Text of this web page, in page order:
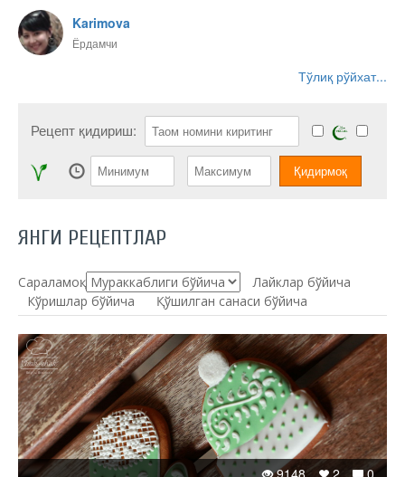
Karimova
Ёрдамчи
Тўлиқ рўйхат...
Рецепт қидириш:
ЯНГИ РЕЦЕПТЛАР
Сараламоқ:
Лайклар бўйича
Кўришлар бўйича
Қўшилган санаси бўйича
0
2
9148